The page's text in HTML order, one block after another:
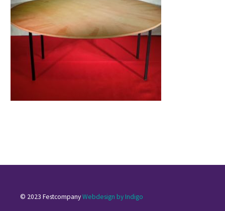
© 2023 FestcompanyWebdesign by Indigo